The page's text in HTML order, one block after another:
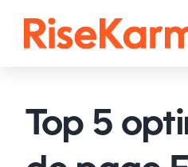
TikTok
YouTube
Top 5